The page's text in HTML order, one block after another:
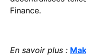
Finance.
En savoir plus :